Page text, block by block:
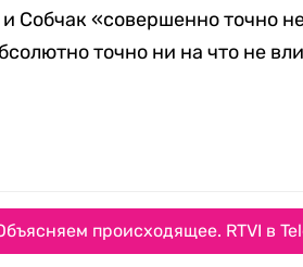
Собчак «совершенно точно
точно ни на что не
происходящее. RTVI в